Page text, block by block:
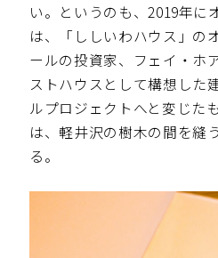
い。というのも、2019年に
は、「ししいわハウス」の
ールの投資家、フェイ・ホ
ストハウスとして構想した
ルプロジェクトへと変じた
は、軽井沢の樹木の間を縫
る。